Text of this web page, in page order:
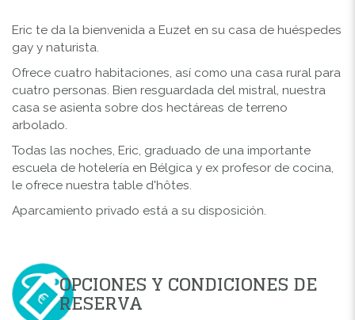
Eric te da la bienvenida a Euzet en su casa de huéspedes
gay y naturista.
Ofrece cuatro habitaciones, así como una casa rural para
cuatro personas. Bien resguardada del mistral, nuestra
casa se asienta sobre dos hectáreas de terreno
arbolado.
Todas las noches, Eric, graduado de una importante
escuela de hotelería en Bélgica y ex profesor de cocina,
le ofrece nuestra table d'hôtes.
Aparcamiento privado está a su disposición.
OPCIONES Y CONDICIONES DE
RESERVA